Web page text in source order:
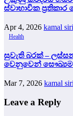
ස්වාභාවික
Apr 4, 2026 kamal
Health
සුවැති බරක් –
වෙනුවෙන්
Mar 7, 2026 kamal
Leave a Reply